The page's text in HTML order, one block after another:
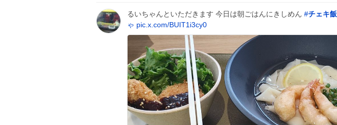
るいちゃんといただきます 今日は朝ごはんにきしめん #チェキ飯
ゃ pic.x.com/BUIT1i3cy0